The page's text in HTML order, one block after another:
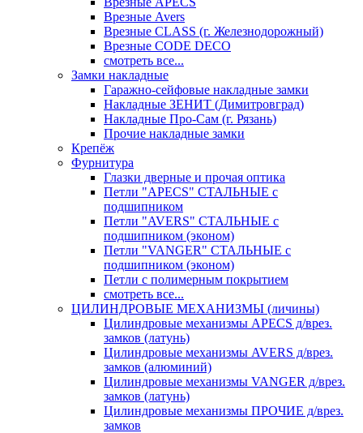
Врезные Avers
Врезные CLASS (г. Железнодорожный)
Врезные CODE DECO
смотреть все...
Замки накладные
Гаражно-сейфовые накладные замки
Накладные ЗЕНИТ (Димитровград)
Накладные Про-Сам (г. Рязань)
Прочие накладные замки
Крепёж
Фурнитура
Глазки дверные и прочая оптика
Петли "APECS" СТАЛЬНЫЕ с
подшипником
Петли "AVERS" СТАЛЬНЫЕ с
подшипником (эконом)
Петли "VANGER" СТАЛЬНЫЕ с
подшипником (эконом)
Петли с полимерным покрытием
смотреть все...
ЦИЛИНДРОВЫЕ МЕХАНИЗМЫ (личины)
Цилиндровые механизмы APECS д/врез.
замков (латунь)
Цилиндровые механизмы AVERS д/врез.
замков (алюминий)
Цилиндровые механизмы VANGER д/врез.
замков (латунь)
Цилиндровые механизмы ПРОЧИЕ д/врез.
замков